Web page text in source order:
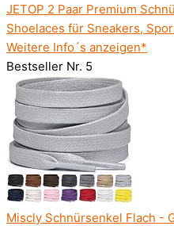
JETOP 2 Paar Premium
Shoelaces für Sneakers,
Weitere Info´s anzeigen*
Bestseller Nr. 5
Miscly Schnürsenkel Flach -